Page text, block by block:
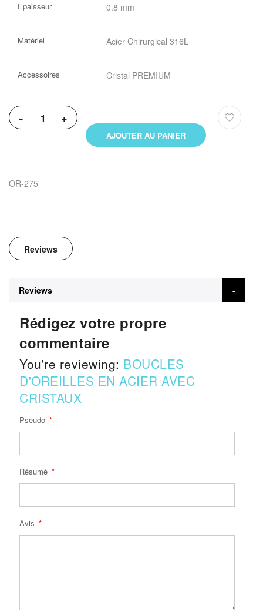
d’information
Epaisseur 0.8 mm
Matériel Acier Chirurgical 316L
Accessoires Cristal PREMIUM
- +
AJOUTER AU PANIER
OR-275
Reviews
Reviews
Rédigez votre propre
commentaire
You're reviewing: BOUCLES
D'OREILLES EN ACIER AVEC
CRISTAUX
Pseudo
Résumé
Avis